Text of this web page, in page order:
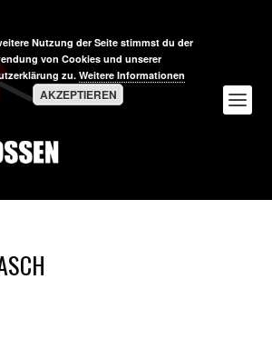
Nutzung der Seite stimmst du der
von Cookies und unserer
zu. Weitere Informationen
AKZEPTIEREN